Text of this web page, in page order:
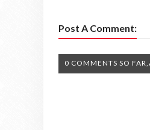
Post A Comment:
0 COMMENTS SO